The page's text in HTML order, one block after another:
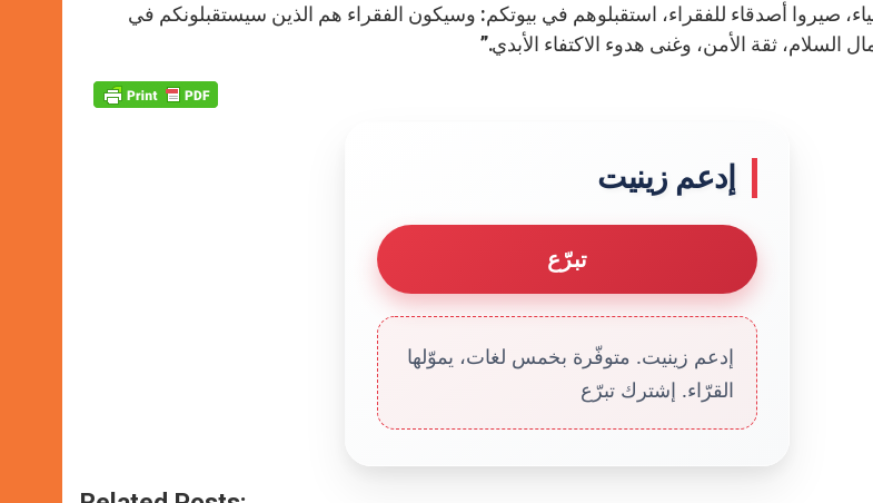
صيروا أصدقاء للفقراء، استقبلوهم في بيوتكم: وسيكون الفقراء هم الذين سيستقبلونكم في
السلام، ثقة الأمن، وغنى هدوء الاكتفاء الأبدي.”
إدعم زينيت
تبرّع
إدعم زينيت. متوفّرة بخمس لغات، يموّلها
القرّاء. إشترك تبرّع